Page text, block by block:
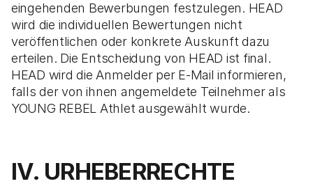
eingehenden Bewerbungen festzulegen. HEAD
wird die individuellen Bewertungen nicht
veröffentlichen oder konkrete Auskunft dazu
erteilen. Die Entscheidung von HEAD ist final.
HEAD wird die Anmelder per E-Mail informieren,
falls der von ihnen angemeldete Teilnehmer als
YOUNG REBEL Athlet ausgewählt wurde.
IV. URHEBERRECHTE